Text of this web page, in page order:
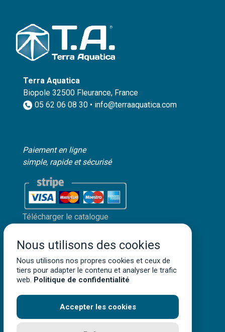
Terra Aquatica
Biopole 32500 Fleurance, France
05 62 06 08 30 • info@terraaquatica.com
Paiement en ligne
simple, rapide et sécurisé
Télécharger le catalogue
Mentions légales
Politique de confidentialité
Conditions générales de vente
• Tous droits réservés
Nous utilisons des cookies
Nous utilisons nos propres cookies et ceux de
tiers pour adapter le contenu et analyser le trafic
web. Politique de confidentialité
Accepter les cookies